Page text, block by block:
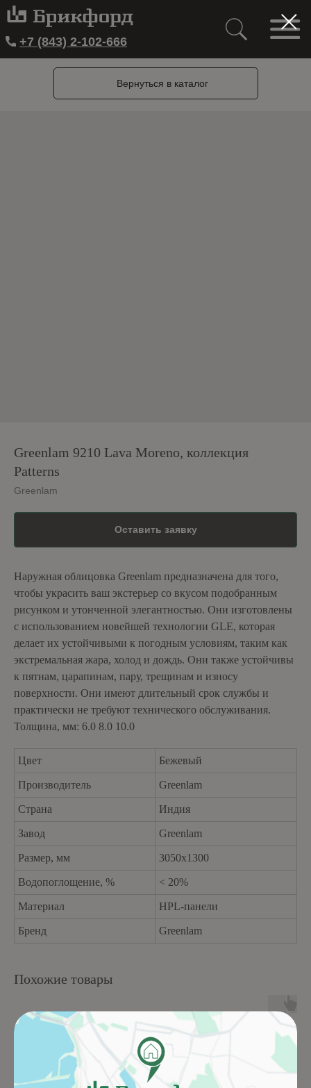
+7 (843) 2-102-666
Вернуться в каталог
Greenlam 9210 Lava Moreno, коллекция
Patterns
Greenlam
Оставить заявку
Наружная облицовка Greenlam предназначена для того,
чтобы украсить ваш экстерьер со вкусом подобранным
рисунком и утонченной элегантностью. Они изготовлены
с использованием новейшей технологии GLE, которая
делает их устойчивыми к погодным условиям, таким как
экстремальная жара, холод и дождь. Они также устойчивы
к пятнам, царапинам, пару, трещинам и износу
поверхности. Они имеют длительный срок службы и
практически не требуют технического обслуживания.
Толщина, мм: 6.0 8.0 10.0
Цвет Бежевый
Производитель Greenlam
Страна Индия
Завод Greenlam
Размер, мм 3050х1300
Водопоглощение, % < 20%
Материал HPL-панели
Бренд Greenlam
Похожие товары